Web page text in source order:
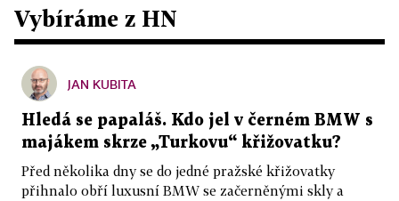
Vybíráme z HN
JAN KUBITA
Hledá se papaláš. Kdo jel v černém BMW s
majákem skrze „Turkovu“ křižovatku?
Před několika dny se do jedné pražské křižovatky
přihnalo obří luxusní BMW se začerněnými skly a